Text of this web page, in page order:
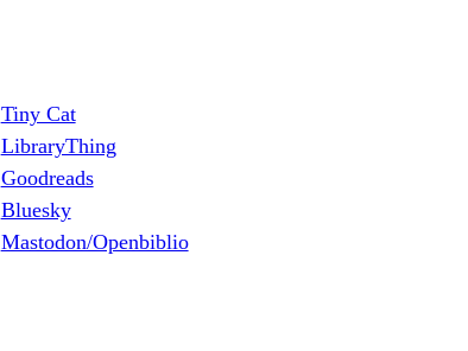
Tiny Cat
LibraryThing
Goodreads
Bluesky
Mastodon/Openbiblio